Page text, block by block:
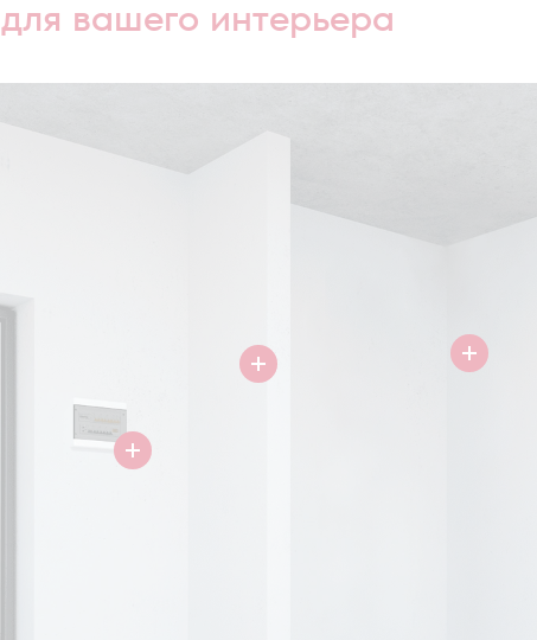
для вашего интерьера